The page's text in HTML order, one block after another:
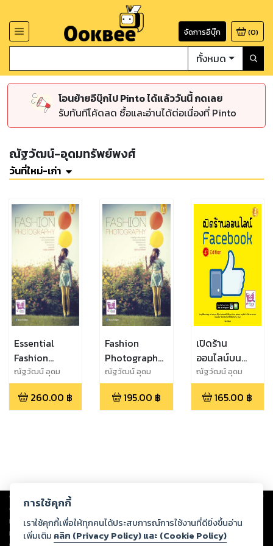
จัดการอีบุ๊ก (0)
ทั้งหมด
โอนย้ายอีบุ๊กไป Pinto ได้แล้ววันนี้ กดเลย
รับทันทีโค้ดลด ซื้อและอ่านได้ต่อเนื่องที่ Pinto
ณัฐวัฒน์-อุดมทรัพย์พงศ์
วันที่ใหม่-เก่า
Essential
Fashion
Photography
ณัฐวัฒน์ อุดม
ทรัพย์พงศ์
260.00 ฿
Fashion
Photography
Essential
ณัฐวัฒน์ อุดม
ทรัพย์พงศ์
195.00 ฿
เปิดร้าน
ออนไลน์บน
Facebook 4th
Edition
ณัฐวัฒน์ อุดม
ทรัพย์พงศ์
165.00 ฿
Copyright © 2026
ต่อผลงานหรือเนื้อหาใดที่อัปโหลดผ่านเว็บไซต์และปรากฏว่าละเมิดสิทธิใน
ทรัพย์สินทางปัญญาของบุคคลอื่นหรือขัดต่อกฎหมายและศีลธรรม ดังนั้น ผู้อ่าน
ทุกท่านโปรดใช้วิจารณญาณในการกลั่นกรองด้วยตนเอง และหากท่านพบว่าส่วน
การใช้คุกกี้
เราใช้คุกกี้เพื่อให้ทุกคนได้ประสบการณ์การใช้งานที่ดียิ่งขึ้นอ่าน
เพิ่มเติม คลิก (Privacy Policy) และ (Cookie Policy)